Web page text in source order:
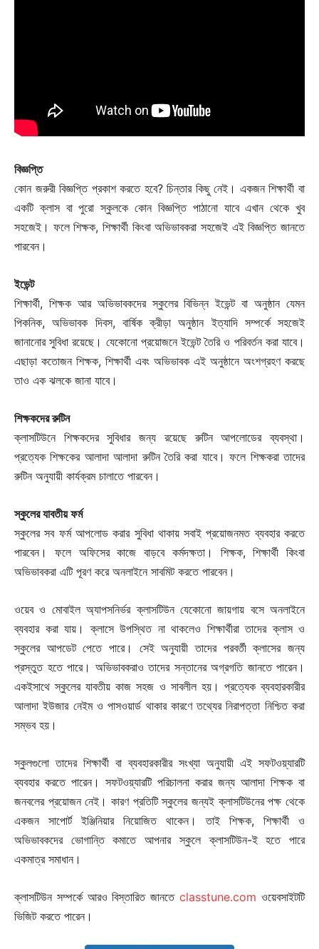
Company
About
Contact us
Subscription Plans
My account
বিজ্ঞপ্তি
কোন জরুরী বিজ্ঞপ্তি প্রকাশ করতে হবে? চিন্তার কিছু নেই। একজন শিক্ষার্থী বা
একটি ক্লাস বা পুরো স্কুলকে কোন বিজ্ঞপ্তি পাঠানো যাবে এখান থেকে খুব
সহজেই। ফলে শিক্ষক, শিক্ষার্থী কিংবা অভিভাবকরা সহজেই এই বিজ্ঞপ্তি জানতে
পারবেন।
ইভেন্ট
শিক্ষার্থী, শিক্ষক আর অভিভাবকদের স্কুলের বিভিন্ন ইভেন্ট বা অনুষ্ঠান যেমন
পিকনিক, অভিভাবক দিবস, বার্ষিক ক্রীড়া অনুষ্ঠান ইত্যাদি সম্পর্কে সহজেই
জানানোর সুবিধা রয়েছে। যেকোনো প্রয়োজনে ইভেন্ট তৈরি ও পরিবর্তন করা যাবে।
এছাড়া কতোজন শিক্ষক, শিক্ষার্থী এবং অভিভাবক এই অনুষ্ঠানে অংশগ্রহণ করছে
তাও এক ঝলকে জানা যাবে।
শিক্ষকদের রুটিন
ক্লাসটিউনে শিক্ষকদের সুবিধার জন্য রয়েছে রুটিন আপলোডের ব্যবস্থা।
প্রত্যেক শিক্ষকের আলাদা আলাদা রুটিন তৈরি করা যাবে। ফলে শিক্ষকরা তাদের
রুটিন অনুযায়ী কার্যক্রম চালাতে পারবেন।
স্কুলের যাবতীয় ফর্ম
স্কুলের সব ফর্ম আপলোড করার সুবিধা থাকায় সবাই প্রয়োজনমত ব্যবহার করতে
পারবেন। ফলে অফিসের কাজে বাড়বে কর্মদক্ষতা। শিক্ষক, শিক্ষার্থী কিংবা
অভিভাবকরা এটি পূরণ করে অনলাইনে সাবমিট করতে পারবেন।
ওয়েব ও মোবাইল অ্যাপসনির্ভর ক্লাসটিউন যেকোনো জায়গায় বসে অনলাইনে
ব্যবহার করা যায়। ক্লাসে উপস্থিত না থাকলেও শিক্ষার্থীরা তাদের ক্লাস ও
স্কুলের আপডেট পেতে পারে। সেই অনুযায়ী তাদের পরবর্তী ক্লাসের জন্য
প্রস্তুত হতে পারে। অভিভাবকরাও তাদের সন্তানের অগ্রগতি জানতে পারেন।
একইসাথে স্কুলের যাবতীয় কাজ সহজ ও সাবলীল হয়। প্রত্যেক ব্যবহারকারীর
আলাদা ইউজার নেইম ও পাসওয়ার্ড থাকার কারণে তথ্যের নিরাপত্তা নিশ্চিত করা
সম্ভব হয়।
স্কুলগুলো তাদের শিক্ষার্থী বা ব্যবহারকারীর সংখ্যা অনুযায়ী এই সফটওয়্যারটি
ব্যবহার করতে পারেন। সফটওয়্যারটি পরিচালনা করার জন্য আলাদা শিক্ষক বা
জনবলের প্রয়োজন নেই। কারণ প্রতিটি স্কুলের জন্যই ক্লাসটিউনের পক্ষ থেকে
একজন সাপোর্ট ইঞ্জিনিয়ার নিয়োজিত থাকেন। তাই শিক্ষক, শিক্ষার্থী ও
অভিভাবকদের ভোগান্তি কমাতে আপনার স্কুলে ক্লাসটিউন-ই হতে পারে
একমাত্র সমাধান।
ক্লাসটিউন সম্পর্কে আরও বিস্তারিত জানতেclasstune.com ওয়েবসাইটটি
ভিজিট করতে পারেন।